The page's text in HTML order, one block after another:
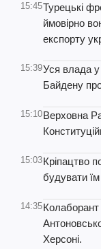
15:45Турецькі
ймовірно
експорту
15:39Уся влада
Байдену
15:10Верховна
15:03Кріпацтво
будувати їм
14:35
Херсоні.